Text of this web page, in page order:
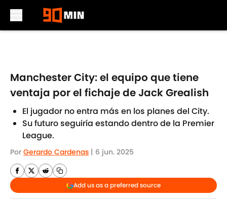
Manchester City: el equipo que tiene
ventaja por el fichaje de Jack Grealish
El jugador no entra más en los planes del City.
Su futuro seguiría estando dentro de la Premier
League.
Por Gerardo Cardenas | 6 jun. 2025
Add us as a preferred source